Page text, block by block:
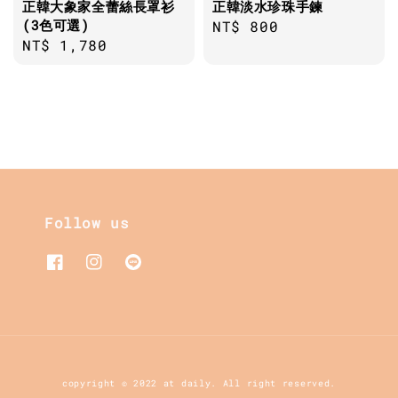
正韓大象家全蕾絲長罩衫
(3色可選)
Regular
NT$ 1,780
正韓淡水珍珠手鍊
Regular
NT$ 800
Follow us
copyright © 2022 at daily. All right reserved.